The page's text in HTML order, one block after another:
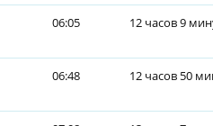
06:05 12 часов 9
06:48 12 часов 50